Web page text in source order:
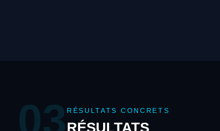
03 RÉSULTATS CONCRETS
RÉSULTATS